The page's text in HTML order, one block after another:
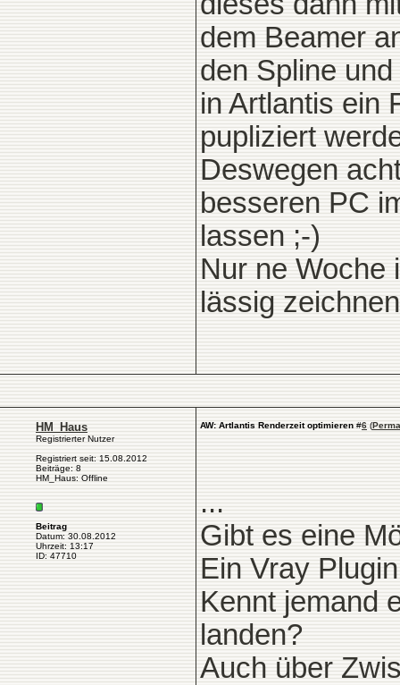
dem Beamer
den Spline
in Artlantis ein
pupliziert
Deswegen
besseren PC
lassen ;-)
Nur ne Woche
lässig
HM_Haus
Registrierter Nutzer
Registriert seit: 15.08.2012
Beiträge: 8
HM_Haus: Offline
Beitrag
Datum: 30.08.2012
Uhrzeit: 13:17
ID: 47710
AW: Artlantis Renderzeit optimieren #6 (
...
Gibt es eine
Ein Vray
Kennt jemand
landen?
Auch über